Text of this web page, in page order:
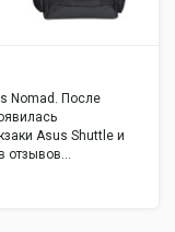
Nomad. После
Asus Shuttle и
отзывов…